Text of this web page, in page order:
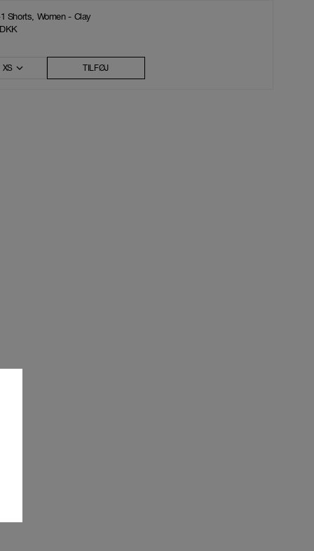
Shorts, Women - Clay
XS TILFØJ